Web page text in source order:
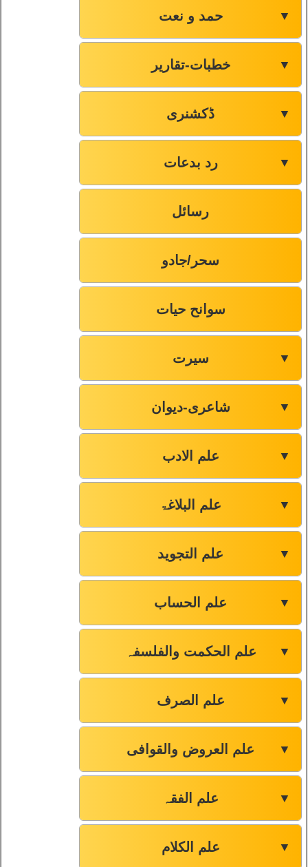
69 صفحہ-170
حمد و نعت ▼
خطبات-تقاریر ▼
ڈکشنری ▼
رد بدعات ▼
رسائل
سحر/جادو
سوانح حیات
سیرت ▼
شاعری-دیوان ▼
علم الادب ▼
علم البلاغۃ ▼
علم التجوید ▼
علم الحساب ▼
علم الحکمت والفلسفہ ▼
علم الصرف ▼
علم العروض والقوافی ▼
علم الفقہ ▼
علم الکلام ▼